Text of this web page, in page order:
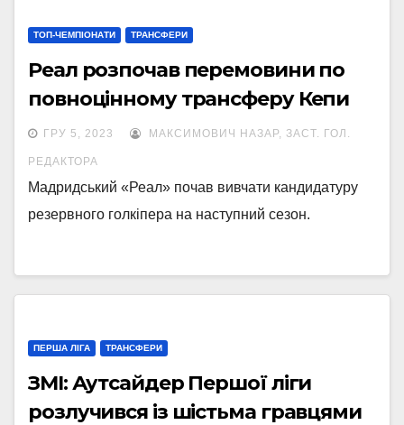
ТОП-ЧЕМПІОНАТИ ТРАНСФЕРИ
Реал розпочав перемовини по
повноцінному трансферу Кепи
ГРУ 5, 2023 МАКСИМОВИЧ НАЗАР, ЗАСТ. ГОЛ.
РЕДАКТОРА
Мадридський «Реал» почав вивчати кандидатуру
резервного голкіпера на наступний сезон.
ПЕРША ЛІГА ТРАНСФЕРИ
ЗМІ: Аутсайдер Першої ліги
розлучився із шістьма гравцями